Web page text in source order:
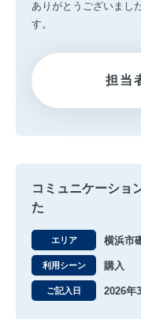
ありがとうございまし
す。
担当
コミュニケーショ
た
エリア 横浜市
利用シーン 購入
ご記入日 2026年